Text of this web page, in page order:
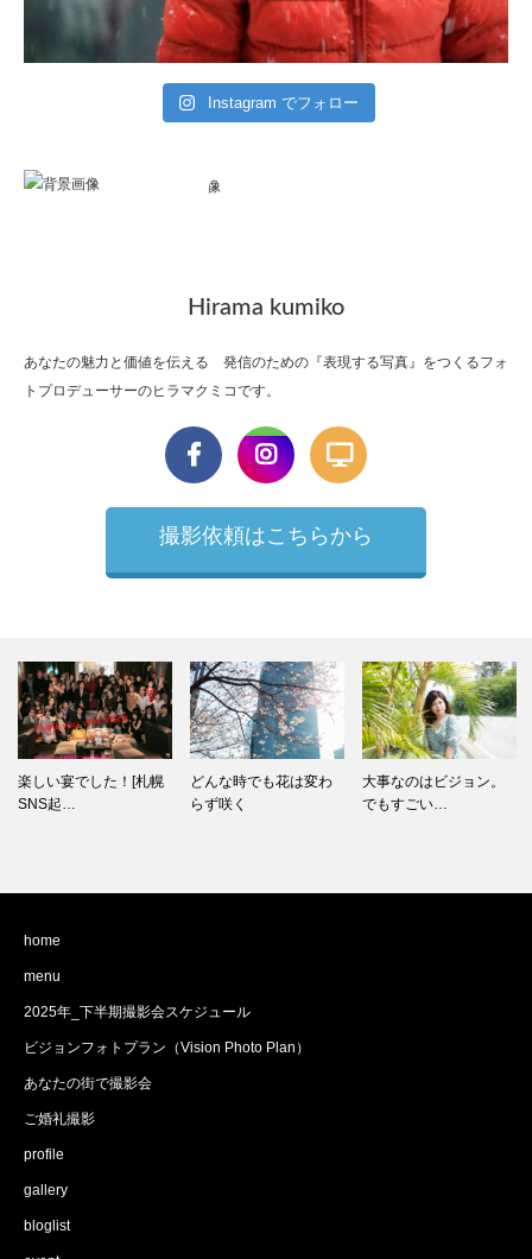
Instagram でフォロー
Hirama kumiko
あなたの魅力と価値を伝える 発信のための『表現する写真』をつくるフォ
トプロデューサーのヒラマクミコです。
撮影依頼はこちらから
どんな時でも花は変わ
らず咲く
大事なのはビジョン。
でもすごい…
[女のポートレート] 自
分自身…
home
menu
2025年_下半期撮影会スケジュール
ビジョンフォトプラン（Vision Photo Plan）
あなたの街で撮影会
ご婚礼撮影
profile
gallery
bloglist